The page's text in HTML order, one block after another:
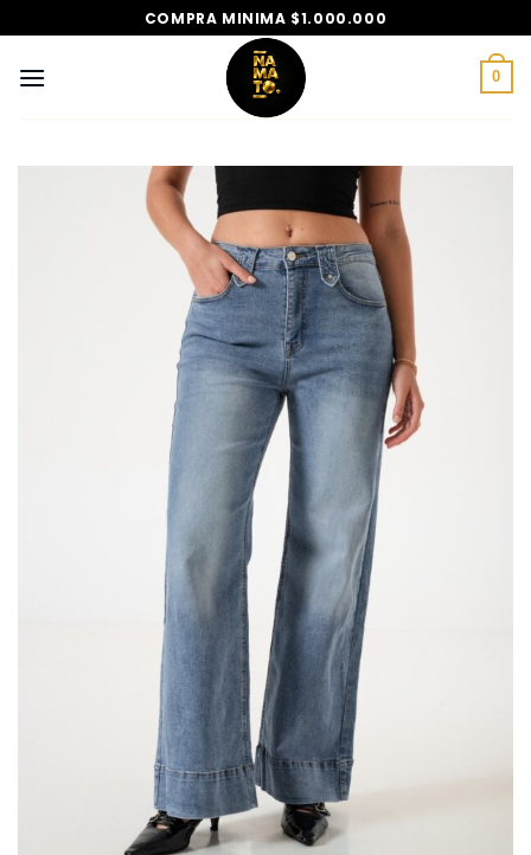
al
contenido
COMPRA MINIMA $1.000.000
0